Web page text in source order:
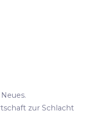
zur Schlacht